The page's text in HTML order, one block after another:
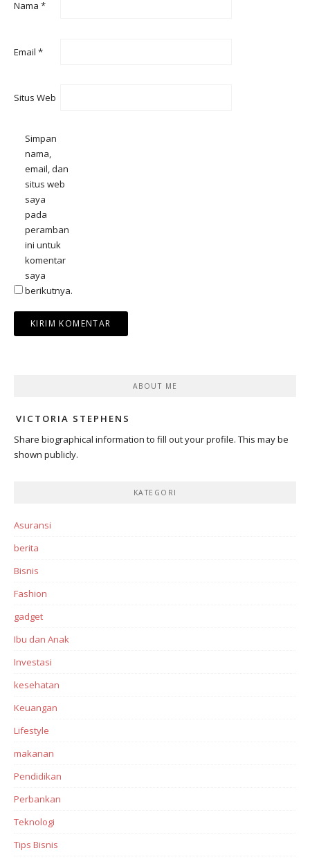
Nama *
Email *
Situs Web
Simpan
nama,
email, dan
situs web
saya
pada
peramban
ini untuk
komentar
saya
berikutnya.
ABOUT ME
VICTORIA STEPHENS
Share biographical information to fill out your profile. This may be
shown publicly.
KATEGORI
Asuransi
berita
Bisnis
Fashion
gadget
Ibu dan Anak
Investasi‎
kesehatan
Keuangan
Lifestyle
makanan
Pendidikan
Perbankan‎
Teknologi
Tips Bisnis